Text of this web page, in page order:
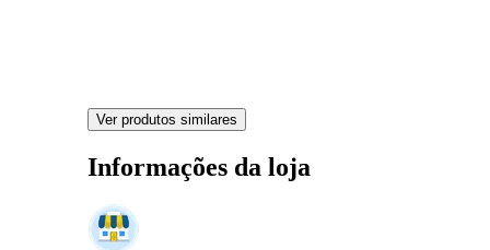
Ver produtos similares
Informações da loja